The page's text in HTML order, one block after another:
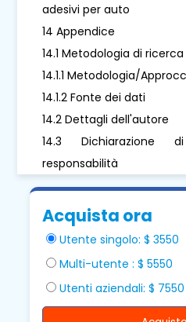
adesivi per auto
14 Appendice
14.1 Metodologia di ricerca
14.1.1 Metodologia/
14.1.2 Fonte dei dati
14.2 Dettagli dell'autore
14.3 Dichiarazione
responsabilità
Acquista ora
Utente singolo: $ 3550
Multi-utente : $ 5550
Utenti aziendali: $ 7550